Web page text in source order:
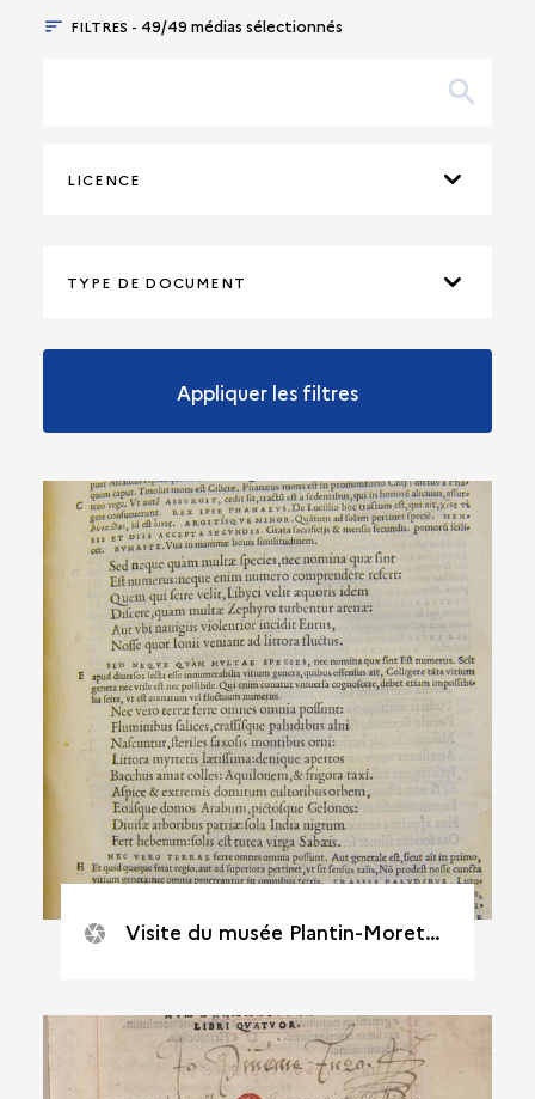
FILTRES - 49/49 médias sélectionnés
LICENCE
TYPE DE DOCUMENT
Visite du musée Plantin-Moretus à Anvers